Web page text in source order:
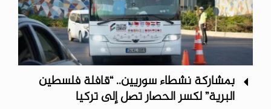
بمشاركة نشطاء سوريين.. “قافلة فلسطين
البرية” لكسر الحصار تصل إلى تركيا